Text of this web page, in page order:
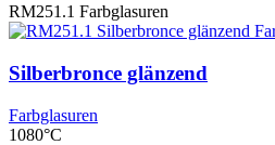
RM251.1 Farbglasuren
Silberbronce glänzend
Farbglasuren
1080°C